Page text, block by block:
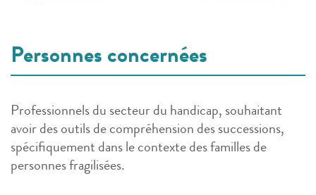
Personnes concernées
Professionnels du secteur du handicap, souhaitant
avoir des outils de compréhension des successions,
spécifiquement dans le contexte des familles de
personnes fragilisées.